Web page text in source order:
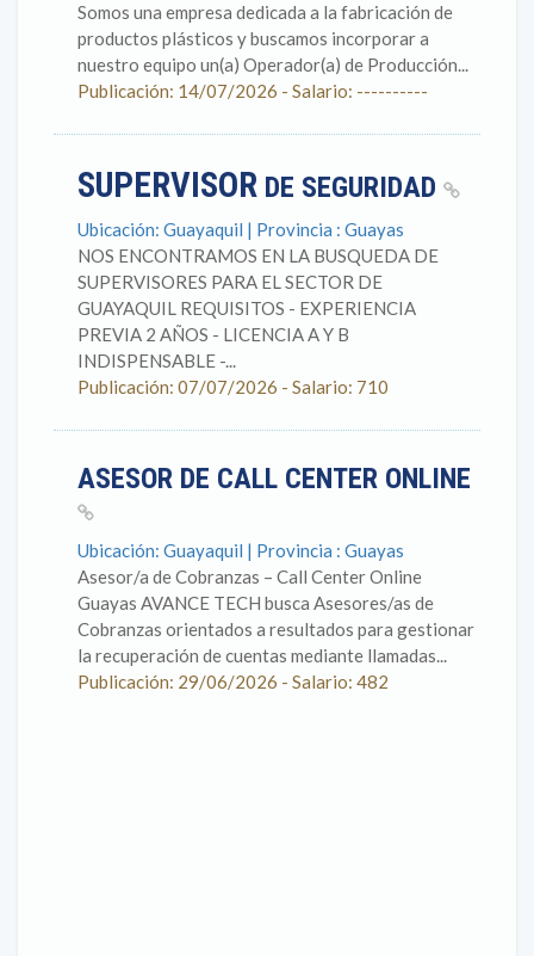
Somos una empresa dedicada a la fabricación de
productos plásticos y buscamos incorporar a
nuestro equipo un(a) Operador(a) de Producción...
Publicación: 14/07/2026 - Salario: ----------
SUPERVISOR DE SEGURIDAD
Ubicación: Guayaquil | Provincia : Guayas
NOS ENCONTRAMOS EN LA BUSQUEDA DE
SUPERVISORES PARA EL SECTOR DE
GUAYAQUIL REQUISITOS - EXPERIENCIA
PREVIA 2 AÑOS - LICENCIA A Y B
INDISPENSABLE -...
Publicación: 07/07/2026 - Salario: 710
ASESOR DE CALL CENTER ONLINE
Ubicación: Guayaquil | Provincia : Guayas
Asesor/a de Cobranzas – Call Center Online
Guayas AVANCE TECH busca Asesores/as de
Cobranzas orientados a resultados para gestionar
la recuperación de cuentas mediante llamadas...
Publicación: 29/06/2026 - Salario: 482